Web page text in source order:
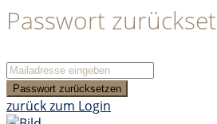
Passwort
Passwort zurücksetzen
zurück zum Login